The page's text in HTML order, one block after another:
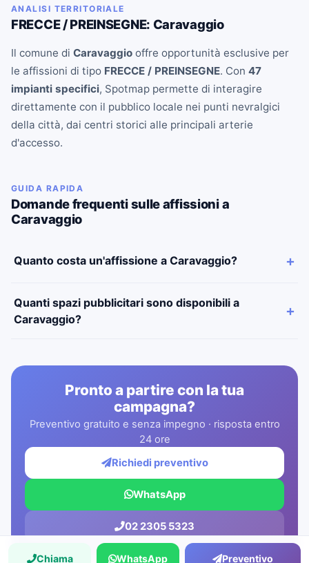
ANALISI TERRITORIALE
FRECCE / PREINSEGNE: Caravaggio
Il comune di Caravaggio offre opportunità esclusive per
le affissioni di tipo FRECCE / PREINSEGNE. Con 47
impianti specifici, Spotmap permette di interagire
direttamente con il pubblico locale nei punti nevralgici
della città, dai centri storici alle principali arterie
d'accesso.
GUIDA RAPIDA
Domande frequenti sulle affissioni a
Caravaggio
Quanto costa un'affissione a Caravaggio?
Quanti spazi pubblicitari sono disponibili a
Caravaggio?
Pronto a partire con la tua
campagna?
Preventivo gratuito e senza impegno · risposta entro
24 ore
Richiedi preventivo
WhatsApp
02 2305 5323
Chiama WhatsApp Preventivo